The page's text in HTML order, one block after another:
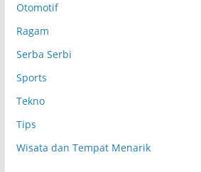
Otomotif
Ragam
Serba Serbi
Sports
Tekno
Tips
Wisata dan Tempat Menarik